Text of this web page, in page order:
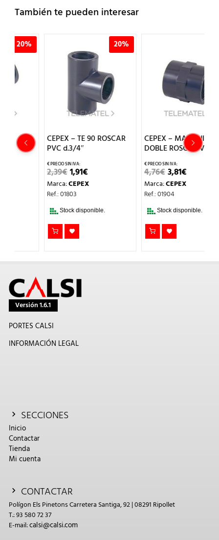
También te pueden interesar
CEPEX – TE 90 ROSCAR
PVC d.3/4″
EL
PRECIO
ORIGINAL
ERA:
1,91€EL
PRECIO
ACTUAL
ES:
CEPEX
Ref.: 01803
Stock disponible.
CEPEX – MANGUITO
DOBLE ROSCA PVC 2″
EL
PRECIO
ORIGINAL
ERA:
3,81€EL
PRECIO
ACTUAL
ES:
CEPEX
Ref.: 01904
Stock disponible.
Versión 1.6.1
PORTES CALSI
INFORMACIÓN LEGAL
SECCIONES
Inicio
Contactar
Tienda
Mi cuenta
CONTACTAR
Polígon Els Pinetons Carretera Santiga, 92 | 08291 Ripollet
T.: 93 580 72 37
E-mail:calsi@calsi.com